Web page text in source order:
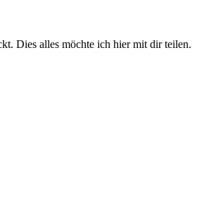
Dies alles möchte ich hier mit dir teilen.